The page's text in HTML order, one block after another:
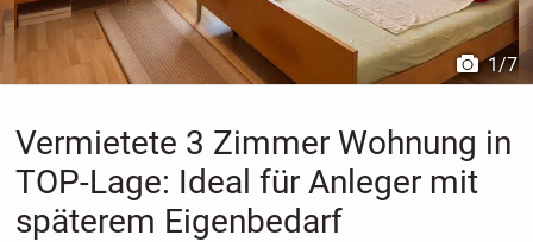
1/7
Vermietete 3 Zimmer Wohnung in
TOP-Lage: Ideal für Anleger mit
späterem Eigenbedarf